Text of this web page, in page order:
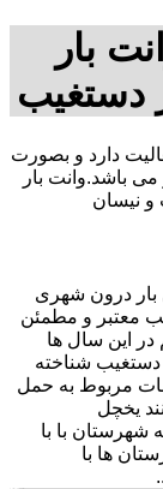
بار
دستغیب
دارد و بصورت
باشد.وانت بار
و نیسان
درون شهری
معتبر و مطمئن
در این سال ها
دستغیب شناخته
مربوط به حمل
یخچل
شهرستان با با
ها با